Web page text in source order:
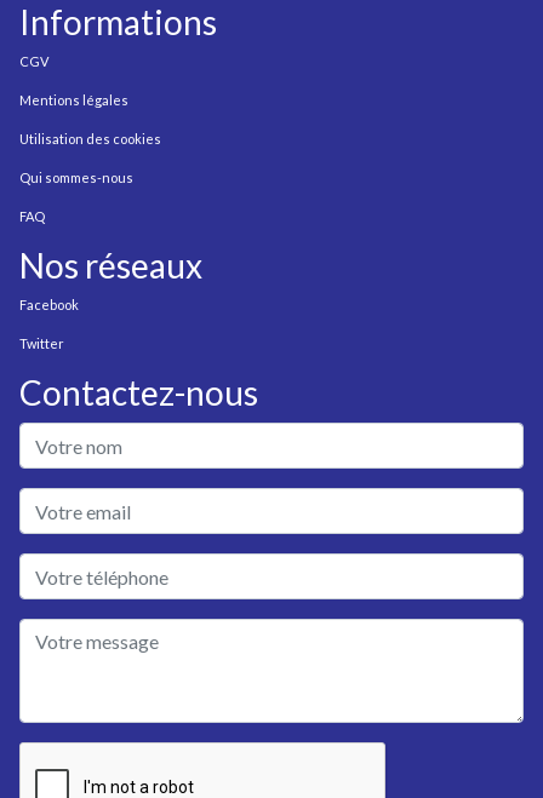
Informations
CGV
Mentions légales
Utilisation des cookies
Qui sommes-nous
FAQ
Nos réseaux
Facebook
Twitter
Contactez-nous